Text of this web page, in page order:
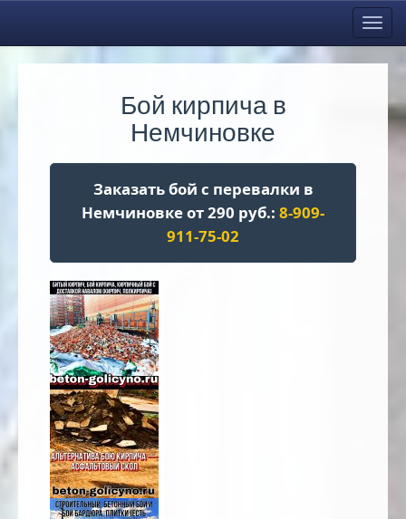
Бой кирпича в
Немчиновке
Заказать бой с перевалки в
Немчиновке от 290 руб.: 8-909-
911-75-02